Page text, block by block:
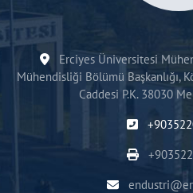
Erciyes Üniversitesi
Mühendisliği Bölümü Başkanlığı,
Caddesi P.K. 38030